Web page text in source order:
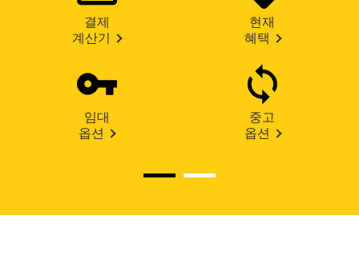
결제
계산기
현재
혜택
임대
옵션
중고
옵션